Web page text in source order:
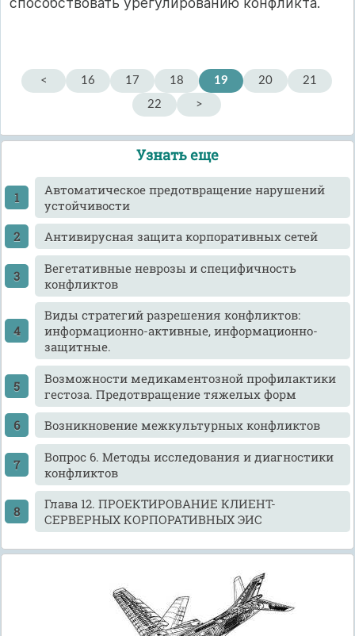
< 16 17 18 19 20
21
22
>
Узнать еще
Автоматическое предотвращение нарушений
устойчивости
Антивирусная защита корпоративных сетей
Вегетативные неврозы и специфичность
конфликтов
Виды стратегий разрешения конфликтов:
информационно-активные, информационно-
защитные.
Возможности медикаментозной профилактики
гестоза. Предотвращение тяжелых форм
Возникновение межкультурных конфликтов
Вопрос 6. Методы исследования и диагностики
конфликтов
Глава 12. ПРОЕКТИРОВАНИЕ КЛИЕНТ-
СЕРВЕРНЫХ КОРПОРАТИВНЫХ ЭИС